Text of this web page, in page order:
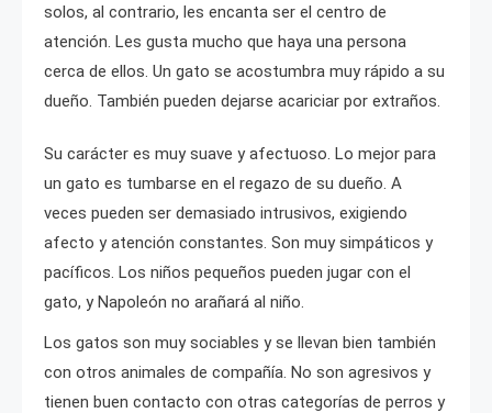
solos, al contrario, les encanta ser el centro de
atención. Les gusta mucho que haya una persona
cerca de ellos. Un gato se acostumbra muy rápido a su
dueño. También pueden dejarse acariciar por extraños.
Su carácter es muy suave y afectuoso. Lo mejor para
un gato es tumbarse en el regazo de su dueño. A
veces pueden ser demasiado intrusivos, exigiendo
afecto y atención constantes. Son muy simpáticos y
pacíficos. Los niños pequeños pueden jugar con el
gato, y Napoleón no arañará al niño.
Los gatos son muy sociables y se llevan bien también
con otros animales de compañía. No son agresivos y
tienen buen contacto con otras categorías de perros y